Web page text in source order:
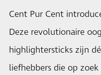
Cent Pur Cent
Deze revolutionaire
highlightersticks zijn
liefhebbers die op